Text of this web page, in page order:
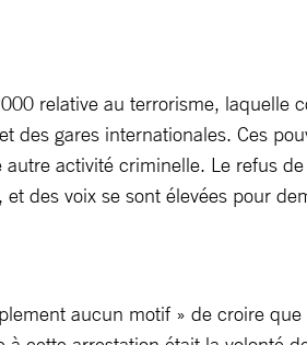
relative au terrorisme, laquelle
gares internationales. Ces
activité criminelle. Le refus
des voix se sont élevées pour
aucun motif » de croire